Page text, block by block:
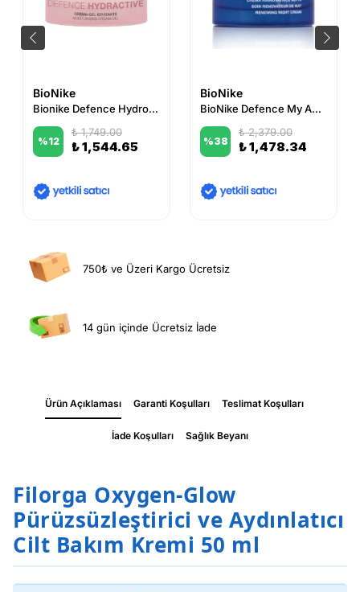
BioNike
Bionike Defence Hydroactive Moisturising Cream Gel 50 ml
%12
₺ 1,749.00
₺ 1,544.65
BioNike
BioNike Defence My Age Renewing Night Cream 50 ml
%38
₺ 2,379.00
₺ 1,478.34
750₺ ve Üzeri Kargo Ücretsiz
14 gün içinde Ücretsiz İade
Ürün Açıklaması Garanti Koşulları Teslimat Koşulları
İade Koşulları Sağlık Beyanı
Filorga Oxygen-Glow
Pürüzsüzleştirici ve Aydınlatıcı
Cilt Bakım Kremi 50 ml